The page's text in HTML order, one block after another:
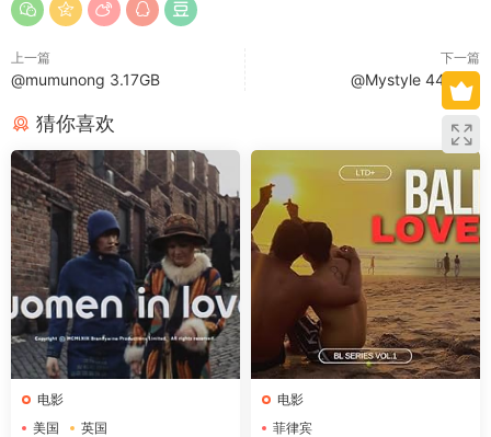
上一篇
@mumunong 3.17GB
下一篇
@Mystyle 44.4GB
猜你喜欢
电影
美国
英国
电影
菲律宾